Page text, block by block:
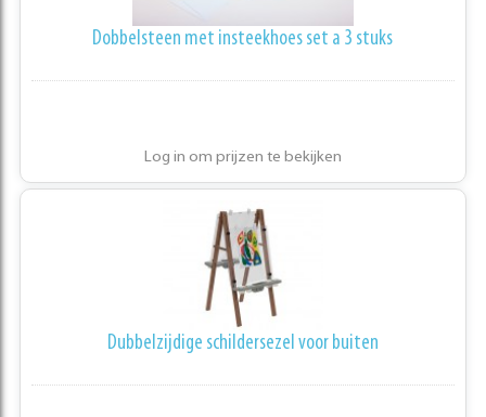
Dobbelsteen met insteekhoes set a 3 stuks
Log in om prijzen te bekijken
Dubbelzijdige schildersezel voor buiten